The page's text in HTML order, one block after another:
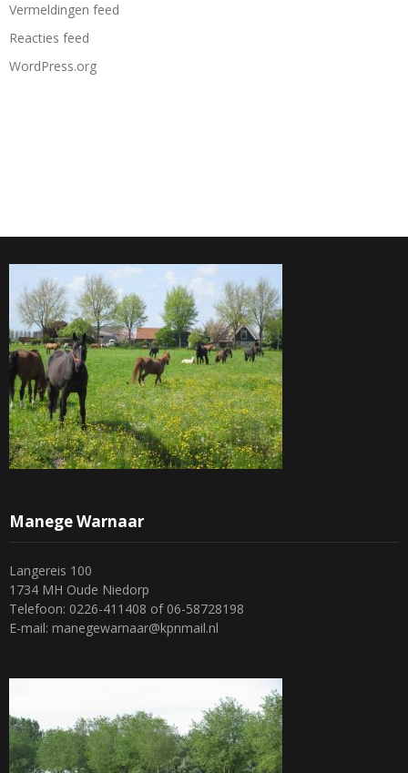
Vermeldingen feed
Reacties feed
WordPress.org
Manege Warnaar
Langereis 100
1734 MH Oude Niedorp
Telefoon: 0226-411408 of 06-58728198
E-mail: manegewarnaar@kpnmail.nl